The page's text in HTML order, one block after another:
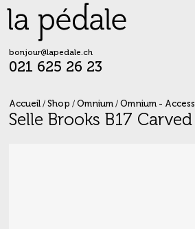
Skip
content
bonjour@lapedale.ch
021 625 26 23
Accueil/ Shop / Omnium/ Omnium -
Selle Brooks B17 Carved